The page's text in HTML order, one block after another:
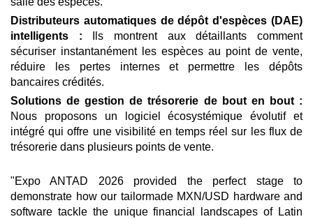
Distributeurs automatiques de dépôt d'espèces (DAE)
intelligents :
Ils montrent aux détaillants comment
sécuriser instantanément les espèces au point de vente,
réduire les pertes internes et permettre les dépôts
bancaires crédités.
Solutions de gestion de trésorerie de bout en bout :
Nous proposons un logiciel écosystémique évolutif et
intégré qui offre une visibilité en temps réel sur les flux de
trésorerie dans plusieurs points de vente.
"Expo ANTAD 2026 provided the perfect stage to
demonstrate how our tailormade MXN/USD hardware and
software tackle the unique financial landscapes of Latin